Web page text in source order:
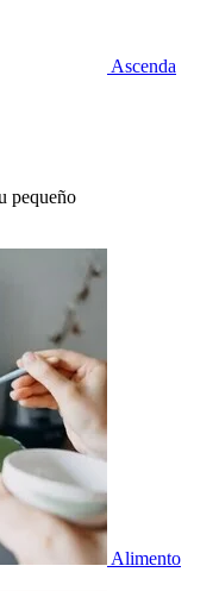
Ascenda
pequeño
Alimento